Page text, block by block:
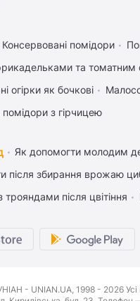
Консервовані помідори
та томатним
огірки як бочкові
з гірчицею
Як допомогти молодим
після збирання врожаю
після цвітіння
- UNIAN.UA, 1998 - 2026